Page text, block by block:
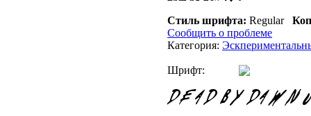
Стиль шрифта: Regular
Сообщить о проблеме
Категория:
Шрифт: